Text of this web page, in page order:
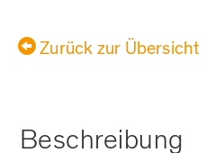
Zurück zur Übersicht
Beschreibung